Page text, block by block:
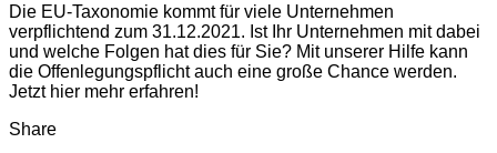
Die EU-Taxonomie kommt für viele Unternehmen
verpflichtend zum 31.12.2021. Ist Ihr Unternehmen mit dabei
und welche Folgen hat dies für Sie? Mit unserer Hilfe kann
die Offenlegungspflicht auch eine große Chance werden.
Jetzt hier mehr erfahren!
Share